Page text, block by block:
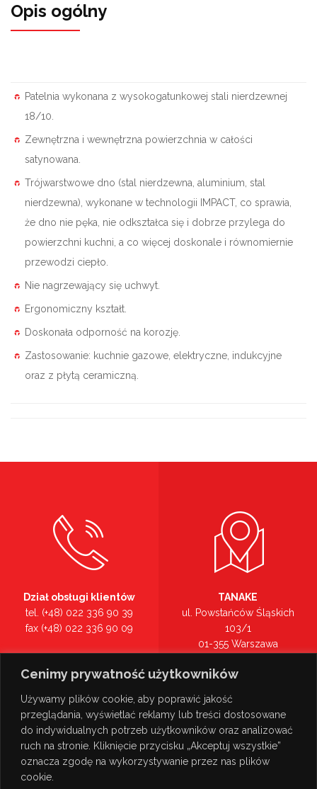
Cenimy prywatność użytkowników
Używamy plików cookie, aby poprawić jakość
przeglądania, wyświetlać reklamy lub treści dostosowane
do indywidualnych potrzeb użytkowników oraz analizować
ruch na stronie. Kliknięcie przycisku „Akceptuj wszystkie”
oznacza zgodę na wykorzystywanie przez nas plików
cookie.
Opis ogólny
Patelnia wykonana z wysokogatunkowej stali nierdzewnej
18/10.
Zewnętrzna i wewnętrzna powierzchnia w całości
satynowana.
Trójwarstwowe dno (stal nierdzewna, aluminium, stal
nierdzewna), wykonane w technologii IMPACT, co sprawia,
że dno nie pęka, nie odkształca się i dobrze przylega do
powierzchni kuchni, a co więcej doskonale i równomiernie
przewodzi ciepło.
Nie nagrzewający się uchwyt.
Ergonomiczny kształt.
Doskonała odporność na korozję.
Zastosowanie: kuchnie gazowe, elektryczne, indukcyjne
oraz z płytą ceramiczną.
Dział obsługi klientów
tel. (+48) 022 336 90 39
fax (+48) 022 336 90 09
tel. (+48) 022 336 90 00
TANAKE
ul. Powstańców Śląskich
103/1
01-355 Warszawa
Zobacz na mapie >